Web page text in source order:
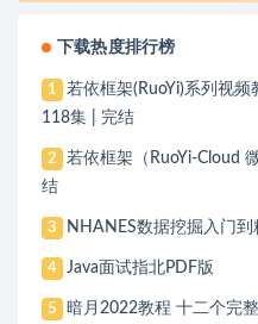
下载热度排行榜
1
若依框架(RuoYi)系列视
118集 | 完结
2
若依框架（RuoYi-Cloud
结
3 NHANES数据挖掘入门到
4 Java面试指北PDF版
5 暗月2022教程 十二个完